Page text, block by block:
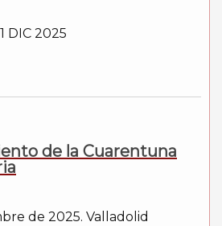
DIC 2025
de la Cuarentuna
de 2025. Valladolid